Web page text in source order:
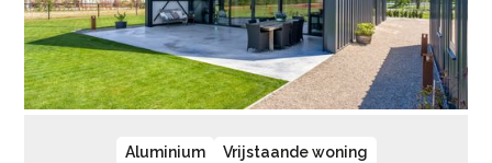
Aluminium Vrijstaande woning